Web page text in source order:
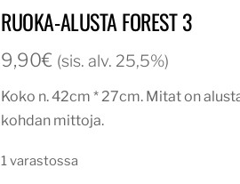
RUOKA-ALUSTA FOREST 3
9,90€ (sis. alv. 25,5%)
Koko n. 42cm * 27cm. Mitat on
kohdan mittoja.
1 varastossa